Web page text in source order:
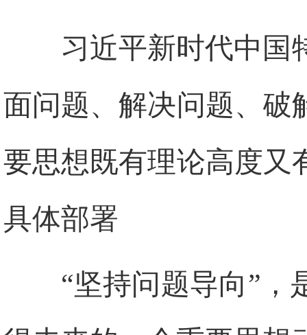
习近平新时代中国
面问题、解决问题、破
要思想既有理论高度又
具体部署
“坚持问题导向”，